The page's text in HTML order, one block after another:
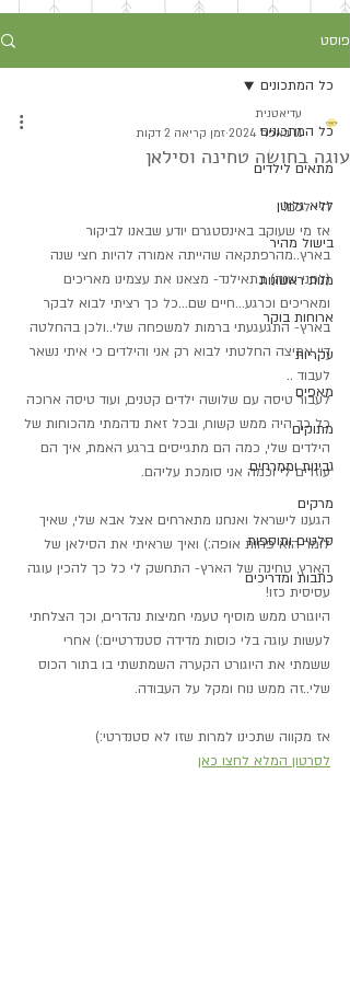
פוסט
כל המתכונים
מתאים לילדים
ללא גלוטן
בישול מהיר
מנות ראשונות
ארוחות בוקר
עקריות
מאפים
מתוקים
גבינות וממרחים
מרקים
סלטים ותוספות
כתבות ומדריכים
כל המתכונים
עוגה בחושה טחינה וסילאן
עדיאטנית
11 באפר׳ 2024
זמן קריאה 2 דקות
היי לכם!
אז מי שעוקב באינסטגרם יודע שבאנו לביקור
בארץ..מהרפתקאה שהייתה אמורה להיות חצי שנה
(לפני שנה) בתאילנד- מצאנו את עצמינו מאריכים
ומאריכים וכרגע...חיים שם...כל כך רציתי לבוא לבקר
בארץ- התגעגעתי ברמות למשפחה שלי..ולכן בהחלטה
דיי אמיצה החלטתי לבוא רק אני והילדים כי איתי נשאר
לעבוד ..
לעבור טיסה עם שלושה ילדים קטנים, ועוד טיסה ארוכה
כל כך היה ממש קשוח, ובכל זאת נדהמתי מהכוחות של
הילדים שלי, כמה הם מתגייסים ברגע האמת, איך הם
עוזרים לי וכמה אני סומכת עליהם.
הגענו לישראל ואנחנו מתארחים אצל אבא שלי, שאיך
לומר הוא פחות אופה:) ואיך שראיתי את הסילאן של
הארץ, טחינה של הארץ- התחשק לי כל כך להכין עוגה
עסיסית כזו!
היוגורט ממש מוסיף טעמי חמיצות נהדרים, וכך הצלחתי
לעשות עוגה בלי כוסות מדידה סטנדרטיים:) אחרי
ששמתי את היוגורט הקערה השמתשתי בו בתור הכוס
שלי..זה ממש נוח ומקל על העבודה.
אז מקווה שתכינו למרות שזו לא סטנדרטי:)
לסרטון המלא לחצו כאן